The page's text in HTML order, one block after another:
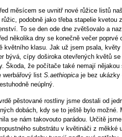
měsícem se uvnitř nové růžice listů
podobně jako třeba stapelie kvetou
To se den ode dne zvětšovalo a
několika dny se konečně večer poprvé
květního klasu. Jak už jsem psala,
bývá, cípy doširoka otevřených květů
Škoda, že počítače také nemají
werbářový list S.aethiopica je bez ukázky
neúplný.
pěstované rostliny jsme dostali od
dobách, kdy se to ještě bylo možné.
se nám takovouto parádou. Určitě
substrátu v květináči z měkké